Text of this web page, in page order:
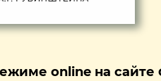
online на